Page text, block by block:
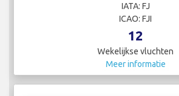
IATA: FJ
ICAO: FJI
12
Wekelijkse vluchten
Meer informatie